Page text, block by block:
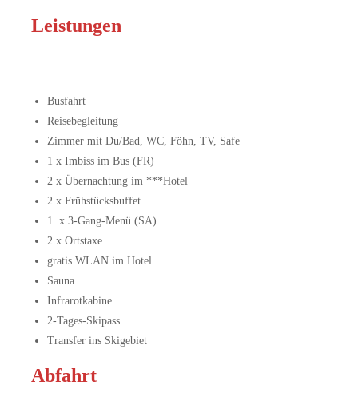
Leistungen
Busfahrt
Reisebegleitung
Zimmer mit Du/Bad, WC, Föhn, TV, Safe
1 x Imbiss im Bus (FR)
2 x Übernachtung im ***Hotel
2 x Frühstücksbuffet
1 x 3-Gang-Menü (SA)
2 x Ortstaxe
gratis WLAN im Hotel
Sauna
Infrarotkabine
2-Tages-Skipass
Transfer ins Skigebiet
Abfahrt